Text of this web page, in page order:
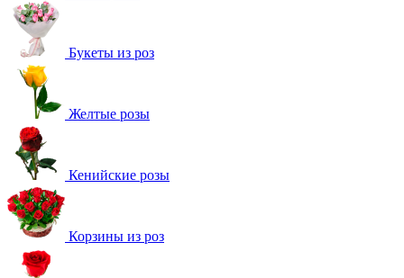
Букеты из роз
Желтые розы
Кенийские розы
Корзины из роз